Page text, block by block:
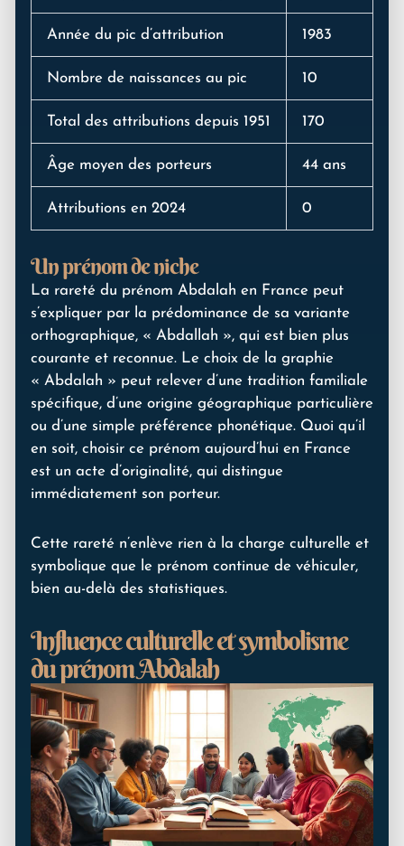
Année du pic d’attribution 1983
Nombre de naissances au pic 10
Total des attributions depuis 1951 170
Âge moyen des porteurs 44 ans
Attributions en 2024 0
Un prénom de niche
La rareté du prénom Abdalah en France peut
s’expliquer par la prédominance de sa variante
orthographique, « Abdallah », qui est bien plus
courante et reconnue. Le choix de la graphie
« Abdalah » peut relever d’une tradition familiale
spécifique, d’une origine géographique particulière
ou d’une simple préférence phonétique. Quoi qu’il
en soit, choisir ce prénom aujourd’hui en France
est un acte d’originalité, qui distingue
immédiatement son porteur.
Cette rareté n’enlève rien à la charge culturelle et
symbolique que le prénom continue de véhiculer,
bien au-delà des statistiques.
Influence culturelle et symbolisme
du prénom Abdalah